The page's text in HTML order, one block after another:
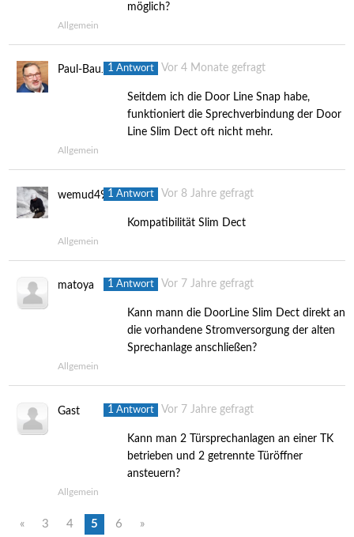
möglich?
Allgemein
Paul-Baumhold
Seitdem ich die Door Line Snap habe,
funktioniert die Sprechverbindung der Door
Line Slim Dect oft nicht mehr.
Vor 4 Monate gefragt
1Antwort
Allgemein
wemud49
Kompatibilität Slim Dect
Vor 8 Jahre gefragt
1 Antwort
Allgemein
matoya
Kann mann die DoorLine Slim Dect direkt an
die vorhandene Stromversorgung der alten
Sprechanlage anschließen?
Vor 7 Jahre gefragt
1Antwort
Allgemein
Gast
Kann man 2 Türsprechanlagen an einer TK
betrieben und 2 getrennte Türöffner
ansteuern?
Vor 7 Jahre gefragt
1 Antwort
Allgemein
« 3 4 5 6 »